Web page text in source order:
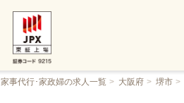
家事代行･家政婦の求人一覧 大阪府 堺市